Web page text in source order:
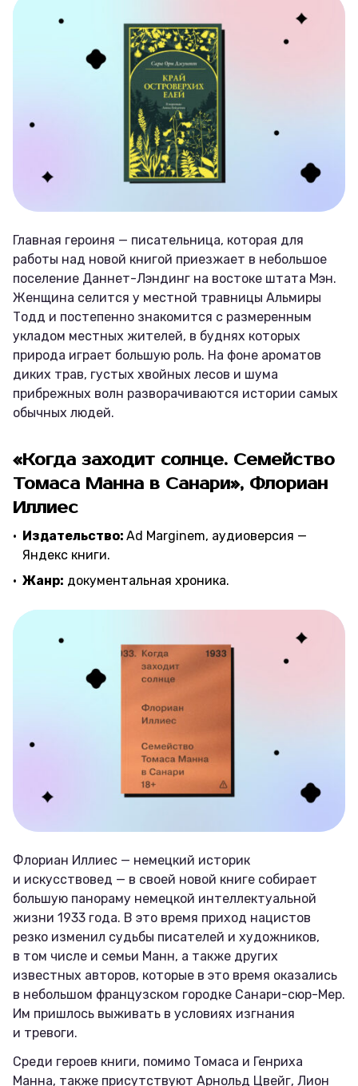
Главная героиня — писательница, которая для
работы над новой книгой приезжает в небольшое
поселение Даннет-Лэндинг на востоке штата Мэн.
Женщина селится у местной травницы Альмиры
Тодд и постепенно знакомится с размеренным
укладом местных жителей, в буднях которых
природа играет большую роль. На фоне ароматов
диких трав, густых хвойных лесов и шума
прибрежных волн разворачиваются истории самых
обычных людей.
«Когда заходит солнце. Семейство
Томаса Манна в Санари», Флориан
Иллиес
Издательство: Ad Marginem, аудиоверсия —
Яндекс книги.
Жанр: документальная хроника.
Флориан Иллиес — немецкий историк
и искусствовед — в своей новой книге собирает
большую панораму немецкой интеллектуальной
жизни 1933 года. В это время приход нацистов
резко изменил судьбы писателей и художников,
в том числе и семьи Манн, а также других
известных авторов, которые в это время оказались
в небольшом французском городке Санари-сюр-Мер.
Им пришлось выживать в условиях изгнания
и тревоги.
Среди героев книги, помимо Томаса и Генриха
Манна, также присутствуют Арнольд Цвейг, Лион